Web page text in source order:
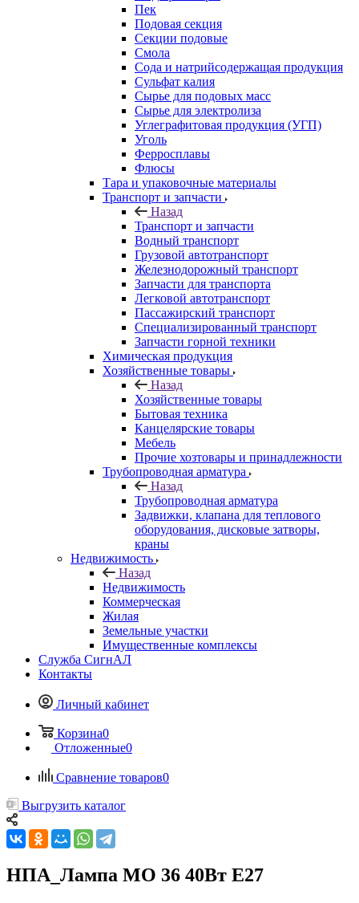
Пек
Подовая секция
Секции подовые
Смола
Сода и натрийсодержащая продукция
Сульфат калия
Сырье для подовых масс
Сырье для электролиза
Углеграфитовая продукция (УГП)
Уголь
Ферросплавы
Флюсы
Тара и упаковочные материалы
Транспорт и запчасти
Назад
Транспорт и запчасти
Водный транспорт
Грузовой автотранспорт
Железнодорожный транспорт
Запчасти для транспорта
Легковой автотранспорт
Пассажирский транспорт
Специализированный транспорт
Запчасти горной техники
Химическая продукция
Хозяйственные товары
Назад
Хозяйственные товары
Бытовая техника
Канцелярские товары
Мебель
Прочие хозтовары и принадлежности
Трубопроводная арматура
Назад
Трубопроводная арматура
Задвижки, клапана для теплового
оборудования, дисковые затворы,
краны
Недвижимость
Назад
Недвижимость
Коммерческая
Жилая
Земельные участки
Имущественные комплексы
Служба СигнАЛ
Контакты
Личный кабинет
Корзина0
Отложенные0
Сравнение товаров0
Выгрузить каталог
НПА_Лампа МО 36 40Вт Е27